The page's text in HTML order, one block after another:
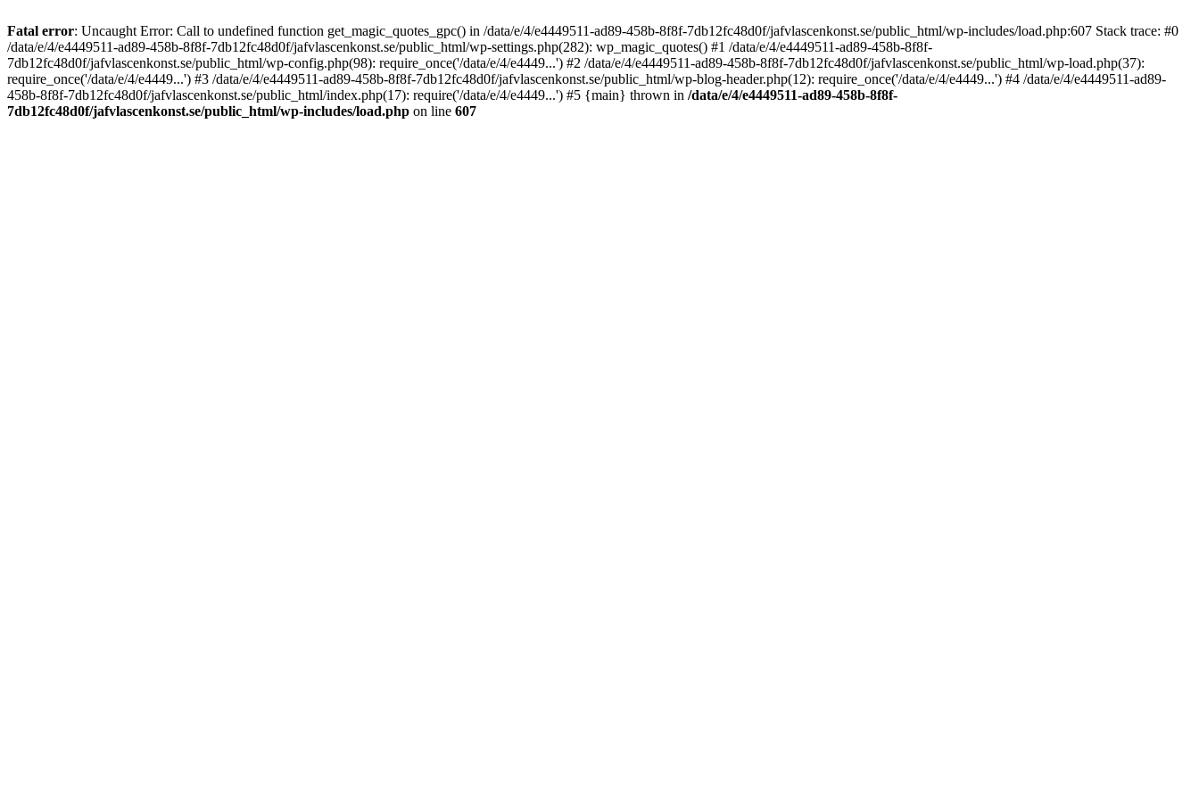
Fatal error: Uncaught Error: Call to undefined function get_magic_quotes_gpc() in /data/e/4/e4449511-ad89-458b-8f8f-7db12fc48d0f/jafvlascenkonst.se/public_html/wp-includes/load.php:607 Stack trace: #0
/data/e/4/e4449511-ad89-458b-8f8f-7db12fc48d0f/jafvlascenkonst.se/public_html/wp-settings.php(282): wp_magic_quotes() #1 /data/e/4/e4449511-ad89-458b-8f8f-
7db12fc48d0f/jafvlascenkonst.se/public_html/wp-config.php(98): require_once('/data/e/4/e4449...') #2 /data/e/4/e4449511-ad89-458b-8f8f-7db12fc48d0f/jafvlascenkonst.se/public_html/wp-load.php(37):
require_once('/data/e/4/e4449...') #3 /data/e/4/e4449511-ad89-458b-8f8f-7db12fc48d0f/jafvlascenkonst.se/public_html/wp-blog-header.php(12): require_once('/data/e/4/e4449...') #4 /data/e/4/e4449511-ad89-
458b-8f8f-7db12fc48d0f/jafvlascenkonst.se/public_html/index.php(17): require('/data/e/4/e4449...') #5 {main} thrown in /data/e/4/e4449511-ad89-458b-8f8f-
7db12fc48d0f/jafvlascenkonst.se/public_html/wp-includes/load.php on line 607